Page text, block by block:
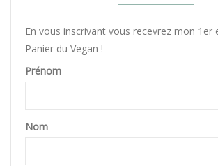
En vous inscrivant vous recevrez mon 1er
Panier du Vegan !
Prénom
Nom